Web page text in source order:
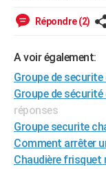
CARTE DE VOEUX
Dictionnaire
Biographies
Citations
Expressions
Proverbes
PROGRAMME TV
COPAINS D'AVANT
S'inscrire
Se connecter
Lycées
Collèges
Primaires
Universités
Entreprises
Service militaire
Avis de recherche
AVIS DE DÉCÈS
FORUM
Répondre (2)
A voir également:
Groupe de
Groupe de
réponses
Groupe securite
Comment arrêter
Chaudière frisquet